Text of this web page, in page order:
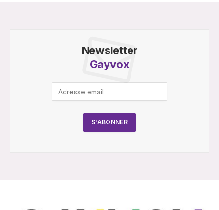
Newsletter
Gayvox